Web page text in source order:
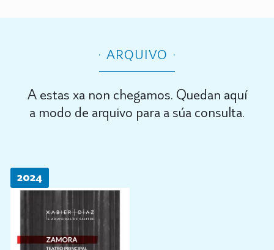
ARQUIVO
A estas xa non chegamos. Quedan aquí
a modo de arquivo para a súa consulta.
2024